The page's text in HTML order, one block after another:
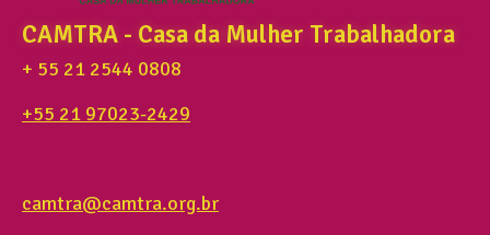
CAMTRA - Casa da Mulher Trabalhadora
+ 55 21 2544 0808
+55 21 97023-2429
camtra@camtra.org.br